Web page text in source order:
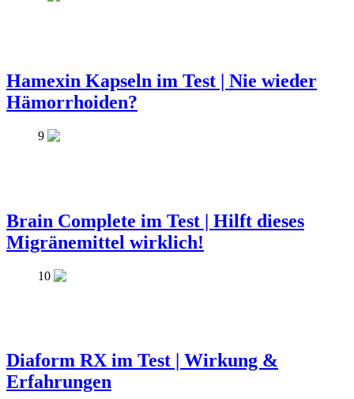
Hamexin Kapseln im Test | Nie wieder
Hämorrhoiden?
9
Brain Complete im Test | Hilft dieses
Migränemittel wirklich!
10
Diaform RX im Test | Wirkung &
Erfahrungen